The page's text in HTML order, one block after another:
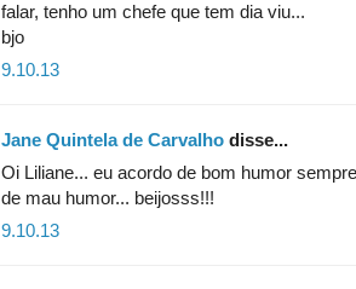
falar, tenho um chefe que tem dia viu...
bjo
9.10.13
Jane Quintela de Carvalho disse...
Oi Liliane... eu acordo de bom humor
de mau humor... beijosss!!!
9.10.13